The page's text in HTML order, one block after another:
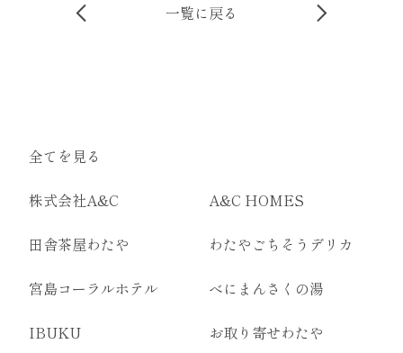
一覧に戻る
全てを見る
株式会社A&C A&C HOMES
田舎茶屋わたや わたやごちそうデリカ
宮島コーラルホテル べにまんさくの湯
IBUKU お取り寄せわたや